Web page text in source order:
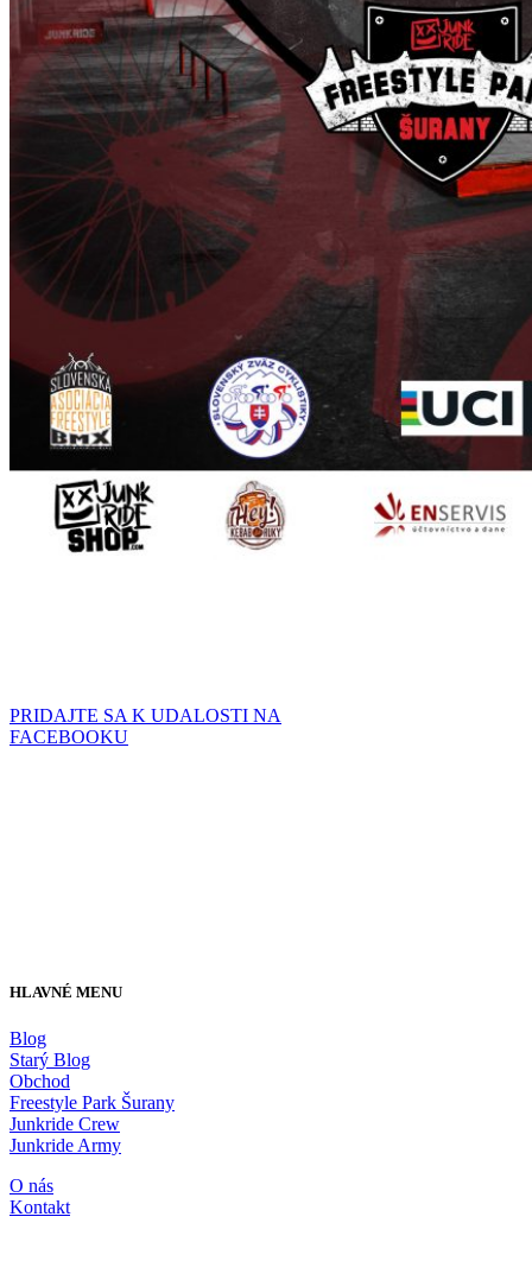
PRIDAJTE SA K UDALOSTI NA
FACEBOOKU
HLAVNÉ MENU
Blog
Starý Blog
Obchod
Freestyle Park Šurany
Junkride Crew
Junkride Army
O nás
Kontakt